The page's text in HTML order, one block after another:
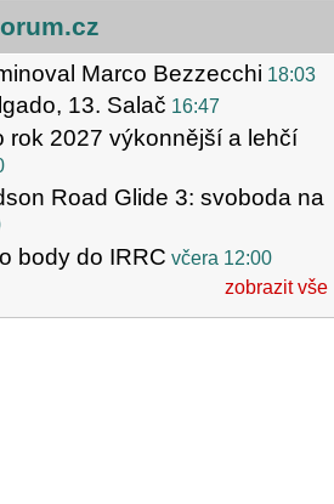
Marco Bezzecchi 18:03
13. Salač 16:47
rok 2027 výkonnější a lehčí
Road Glide 3: svoboda na
body do IRRC včera 12:00
zobrazit vše